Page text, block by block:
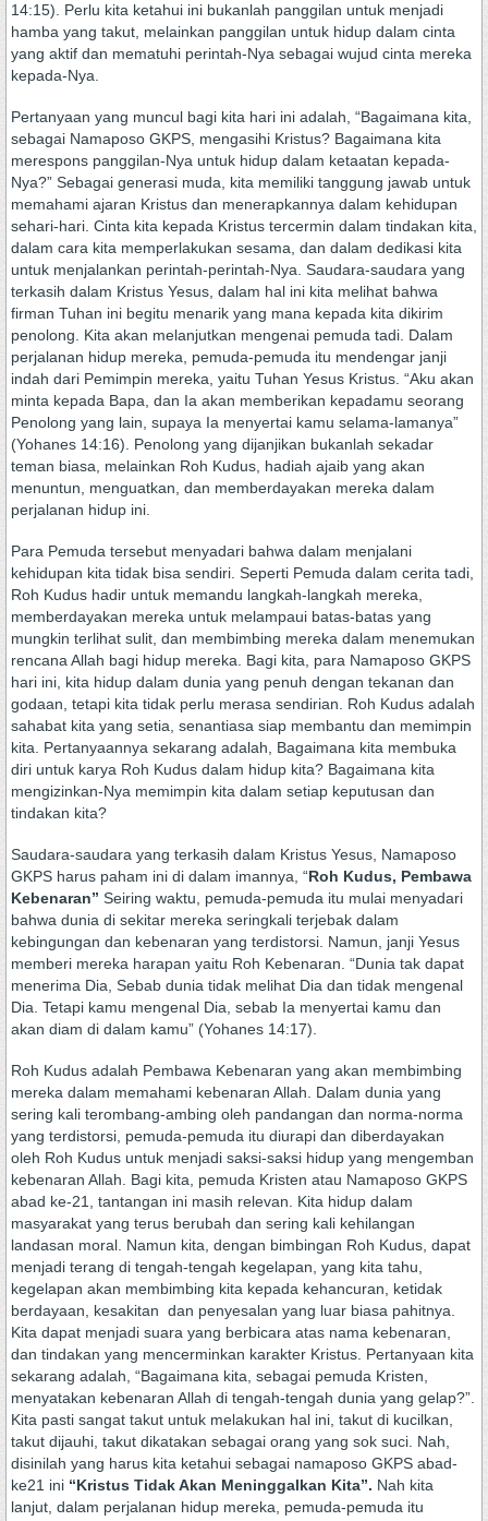
14:15). Perlu kita ketahui ini bukanlah panggilan untuk menjadi
hamba yang takut, melainkan panggilan untuk hidup dalam cinta
yang aktif dan mematuhi perintah-Nya sebagai wujud cinta mereka
kepada-Nya.
Pertanyaan yang muncul bagi kita hari ini adalah, “Bagaimana kita,
sebagai Namaposo GKPS, mengasihi Kristus? Bagaimana kita
merespons panggilan-Nya untuk hidup dalam ketaatan kepada-
Nya?” Sebagai generasi muda, kita memiliki tanggung jawab untuk
memahami ajaran Kristus dan menerapkannya dalam kehidupan
sehari-hari. Cinta kita kepada Kristus tercermin dalam tindakan kita,
dalam cara kita memperlakukan sesama, dan dalam dedikasi kita
untuk menjalankan perintah-perintah-Nya. Saudara-saudara yang
terkasih dalam Kristus Yesus, dalam hal ini kita melihat bahwa
firman Tuhan ini begitu menarik yang mana kepada kita dikirim
penolong. Kita akan melanjutkan mengenai pemuda tadi. Dalam
perjalanan hidup mereka, pemuda-pemuda itu mendengar janji
indah dari Pemimpin mereka, yaitu Tuhan Yesus Kristus. “Aku akan
minta kepada Bapa, dan Ia akan memberikan kepadamu seorang
Penolong yang lain, supaya Ia menyertai kamu selama-lamanya”
(Yohanes 14:16). Penolong yang dijanjikan bukanlah sekadar
teman biasa, melainkan Roh Kudus, hadiah ajaib yang akan
menuntun, menguatkan, dan memberdayakan mereka dalam
perjalanan hidup ini.
Para Pemuda tersebut menyadari bahwa dalam menjalani
kehidupan kita tidak bisa sendiri. Seperti Pemuda dalam cerita tadi,
Roh Kudus hadir untuk memandu langkah-langkah mereka,
memberdayakan mereka untuk melampaui batas-batas yang
mungkin terlihat sulit, dan membimbing mereka dalam menemukan
rencana Allah bagi hidup mereka. Bagi kita, para Namaposo GKPS
hari ini, kita hidup dalam dunia yang penuh dengan tekanan dan
godaan, tetapi kita tidak perlu merasa sendirian. Roh Kudus adalah
sahabat kita yang setia, senantiasa siap membantu dan memimpin
kita. Pertanyaannya sekarang adalah, Bagaimana kita membuka
diri untuk karya Roh Kudus dalam hidup kita? Bagaimana kita
mengizinkan-Nya memimpin kita dalam setiap keputusan dan
tindakan kita?
Saudara-saudara yang terkasih dalam Kristus Yesus, Namaposo
GKPS harus paham ini di dalam imannya, “Roh Kudus, Pembawa
Kebenaran” Seiring waktu, pemuda-pemuda itu mulai menyadari
bahwa dunia di sekitar mereka seringkali terjebak dalam
kebingungan dan kebenaran yang terdistorsi. Namun, janji Yesus
memberi mereka harapan yaitu Roh Kebenaran. “Dunia tak dapat
menerima Dia, Sebab dunia tidak melihat Dia dan tidak mengenal
Dia. Tetapi kamu mengenal Dia, sebab Ia menyertai kamu dan
akan diam di dalam kamu” (Yohanes 14:17).
Roh Kudus adalah Pembawa Kebenaran yang akan membimbing
mereka dalam memahami kebenaran Allah. Dalam dunia yang
sering kali terombang-ambing oleh pandangan dan norma-norma
yang terdistorsi, pemuda-pemuda itu diurapi dan diberdayakan
oleh Roh Kudus untuk menjadi saksi-saksi hidup yang mengemban
kebenaran Allah. Bagi kita, pemuda Kristen atau Namaposo GKPS
abad ke-21, tantangan ini masih relevan. Kita hidup dalam
masyarakat yang terus berubah dan sering kali kehilangan
landasan moral. Namun kita, dengan bimbingan Roh Kudus, dapat
menjadi terang di tengah-tengah kegelapan, yang kita tahu,
kegelapan akan membimbing kita kepada kehancuran, ketidak
berdayaan, kesakitan dan penyesalan yang luar biasa pahitnya.
Kita dapat menjadi suara yang berbicara atas nama kebenaran,
dan tindakan yang mencerminkan karakter Kristus. Pertanyaan kita
sekarang adalah, “Bagaimana kita, sebagai pemuda Kristen,
menyatakan kebenaran Allah di tengah-tengah dunia yang gelap?”.
Kita pasti sangat takut untuk melakukan hal ini, takut di kucilkan,
takut dijauhi, takut dikatakan sebagai orang yang sok suci. Nah,
disinilah yang harus kita ketahui sebagai namaposo GKPS abad-
ke21 ini “Kristus Tidak Akan Meninggalkan Kita”. Nah kita
lanjut, dalam perjalanan hidup mereka, pemuda-pemuda itu